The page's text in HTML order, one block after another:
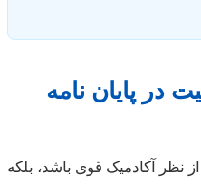
پایان نامه
آکادمیک قوی باشد، بلکه